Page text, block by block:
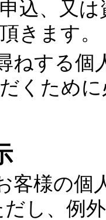
込、又
きます。
ねする個
くため
客様の個
だし、例